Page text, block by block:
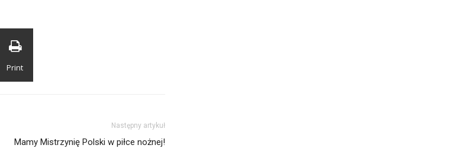
Print
Następny artykuł
Mamy Mistrzynię Polski w piłce nożnej!